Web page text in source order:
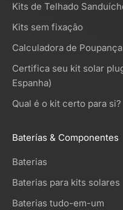
Kits de Telhado
Kits sem fixação
Calculadora de Poupança
Certifica seu kit solar
Espanha)
Qual é o kit certo para si?
Baterías & Componentes
Baterias
Baterias para kits solares
Baterias tudo-em-um